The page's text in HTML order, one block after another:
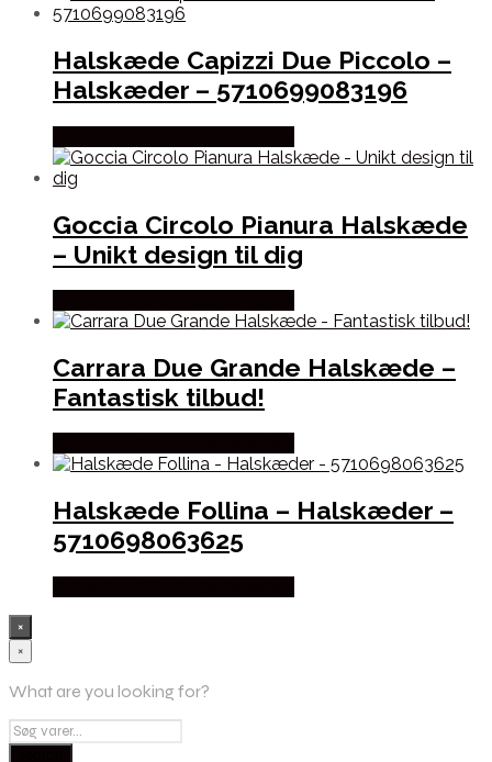
Halskæde Capizzi Due Piccolo –
Halskæder – 5710699083196
Goccia Circolo Pianura Halskæde
– Unikt design til dig
Carrara Due Grande Halskæde –
Fantastisk tilbud!
Halskæde Follina – Halskæder –
5710698063625
×
×
What are you looking for?